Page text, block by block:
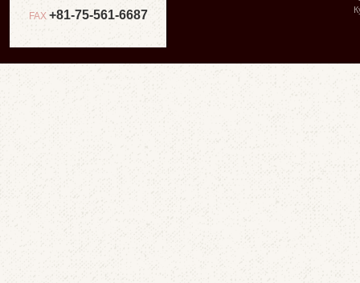
FAX +81-75-561-6687